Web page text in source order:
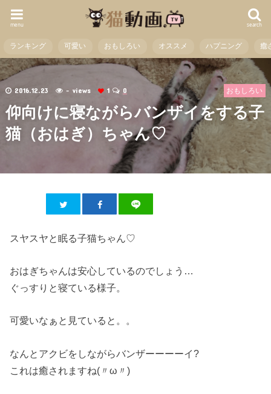
search
menu
ランキング 可愛い おもしろい オススメ ハプニング 癒
おもしろい
2016.12.23 - views 1 0
仰向けに寝ながらバンザイをする子
猫（おはぎ）ちゃん♡
スヤスヤと眠る子猫ちゃん♡
おはぎちゃんは安心しているのでしょう…
ぐっすりと寝ている様子。
可愛いなぁと見ていると。。
なんとアクビをしながらバンザーーーーイ?
これは癒されますね(〃ω〃)